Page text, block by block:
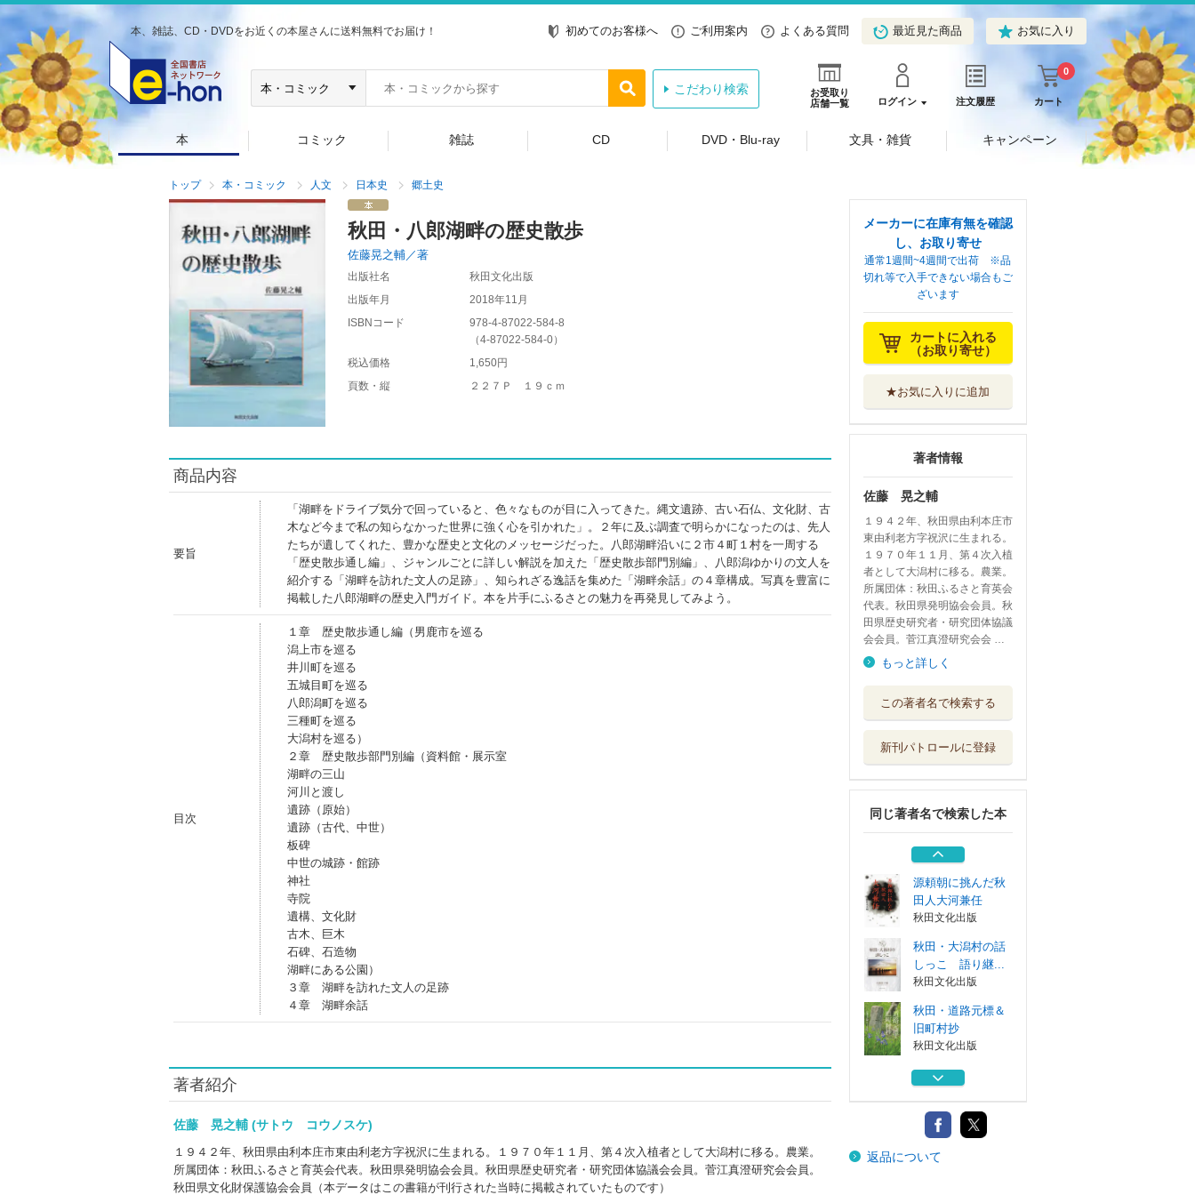
本、雑誌、CD・DVDをお近くの本屋さんに送料無料でお届け！ 初めてのお客様へ ご利用案内 よくある質問 最近見た商品 お気に入り
お受取り
店舗一覧
ログイン 注文履歴 カート
0
こだわり検索
本 コミック 雑誌 CD DVD・Blu-ray 文具・雑貨 キャンペーン
トップ 本・コミック 人文 日本史 郷土史
秋田・八郎湖畔の歴史散歩
佐藤晃之輔／著
出版社名
秋田文化出版
出版年月
2018年11月
ISBNコード
978-4-87022-584-8
（4-87022-584-0）
税込価格
1,650円
頁数・縦
２２７Ｐ １９ｃｍ
商品内容
要旨
「湖畔をドライブ気分で回っていると、色々なものが目に入ってきた。縄文遺跡、古い石仏、文化財、古
木など今まで私の知らなかった世界に強く心を引かれた」。２年に及ぶ調査で明らかになったのは、先人
たちが遺してくれた、豊かな歴史と文化のメッセージだった。八郎湖畔沿いに２市４町１村を一周する
「歴史散歩通し編」、ジャンルごとに詳しい解説を加えた「歴史散歩部門別編」、八郎潟ゆかりの文人を
紹介する「湖畔を訪れた文人の足跡」、知られざる逸話を集めた「湖畔余話」の４章構成。写真を豊富に
掲載した八郎湖畔の歴史入門ガイド。本を片手にふるさとの魅力を再発見してみよう。
目次
１章 歴史散歩通し編（男鹿市を巡る
潟上市を巡る
井川町を巡る
五城目町を巡る
八郎潟町を巡る
三種町を巡る
大潟村を巡る）
２章 歴史散歩部門別編（資料館・展示室
湖畔の三山
河川と渡し
遺跡（原始）
遺跡（古代、中世）
板碑
中世の城跡・館跡
神社
寺院
遺構、文化財
古木、巨木
石碑、石造物
湖畔にある公園）
３章 湖畔を訪れた文人の足跡
４章 湖畔余話
著者紹介
佐藤 晃之輔 (サトウ コウノスケ)
１９４２年、秋田県由利本庄市東由利老方字祝沢に生まれる。１９７０年１１月、第４次入植者として大潟村に移る。農業。
所属団体：秋田ふるさと育英会代表。秋田県発明協会会員。秋田県歴史研究者・研究団体協議会会員。菅江真澄研究会会員。
秋田県文化財保護協会会員（本データはこの書籍が刊行された当時に掲載されていたものです）
メーカーに在庫有無を確認
し、お取り寄せ
通常1週間~4週間で出荷 ※品
切れ等で入手できない場合もご
ざいます
カートに入れる
（お取り寄せ）
★お気に入りに追加
著者情報
佐藤 晃之輔
１９４２年、秋田県由利本庄市
東由利老方字祝沢に生まれる。
１９７０年１１月、第４次入植
者として大潟村に移る。農業。
所属団体：秋田ふるさと育英会
代表。秋田県発明協会会員。秋
田県歴史研究者・研究団体協議
会会員。菅江真澄研究会会 …
もっと詳しく
この著者名で検索する
新刊パトロールに登録
同じ著者名で検索した本
旧町村抄
大潟村一農民のあ
秋田文化出版
秋田・ムラはどう
なる
秋田文化出版
源頼朝に挑んだ秋
田人大河兼任
秋田文化出版
秋田・大潟村の話
しっこ 語り継...
秋田文化出版
秋田・道路元標＆
旧町村抄
秋田文化出版
大潟村一農民のあ
秋田文化出版
秋田・ムラはどう
なる
返品について